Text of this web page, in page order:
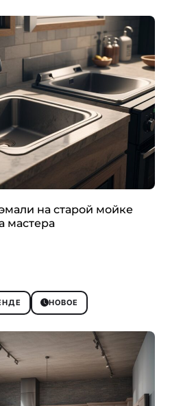
на старой мойке
мастера
НОВОЕ